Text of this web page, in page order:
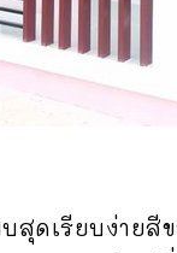
สุดเรียบง่าย